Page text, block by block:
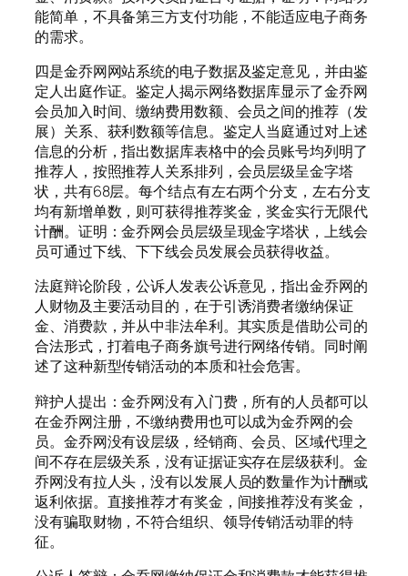
能简单，不具备第三方支付功能，不能适应电子商务
的需求。
四是金乔网网站系统的电子数据及鉴定意见，并由鉴
定人出庭作证。鉴定人揭示网络数据库显示了金乔网
会员加入时间、缴纳费用数额、会员之间的推荐（发
展）关系、获利数额等信息。鉴定人当庭通过对上述
信息的分析，指出数据库表格中的会员账号均列明了
推荐人，按照推荐人关系排列，会员层级呈金字塔
状，共有68层。每个结点有左右两个分支，左右分支
均有新增单数，则可获得推荐奖金，奖金实行无限代
计酬。证明：金乔网会员层级呈现金字塔状，上线会
员可通过下线、下下线会员发展会员获得收益。
法庭辩论阶段，公诉人发表公诉意见，指出金乔网的
人财物及主要活动目的，在于引诱消费者缴纳保证
金、消费款，并从中非法牟利。其实质是借助公司的
合法形式，打着电子商务旗号进行网络传销。同时阐
述了这种新型传销活动的本质和社会危害。
辩护人提出：金乔网没有入门费，所有的人员都可以
在金乔网注册，不缴纳费用也可以成为金乔网的会
员。金乔网没有设层级，经销商、会员、区域代理之
间不存在层级关系，没有证据证实存在层级获利。金
乔网没有拉人头，没有以发展人员的数量作为计酬或
返利依据。直接推荐才有奖金，间接推荐没有奖金，
没有骗取财物，不符合组织、领导传销活动罪的特
征。